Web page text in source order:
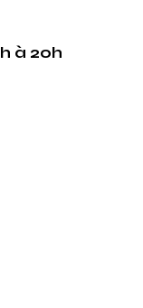
à 20h